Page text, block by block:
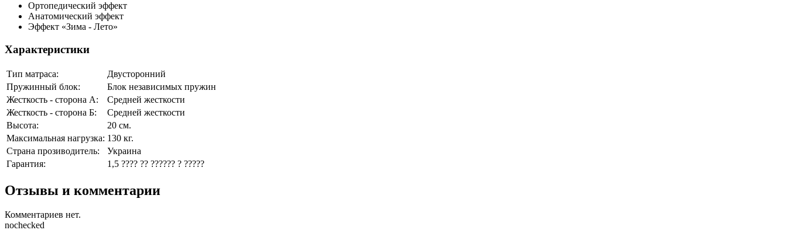
Ортопедический эффект
Анатомический эффект
Эффект «Зима - Лето»
Характеристики
Тип матраса:
Двусторонний
Пружинный блок:
Блок независимых пружин
Жесткость - сторона А:
Средней жесткости
Жесткость - сторона Б:
Средней жесткости
Высота:
20 см.
Максимальная нагрузка: 130 кг.
Страна прозиводитель:
Украина
Гарантия:
1,5 ???? ?? ?????? ? ?????
Отзывы и комментарии
Комментариев нет.
nochecked